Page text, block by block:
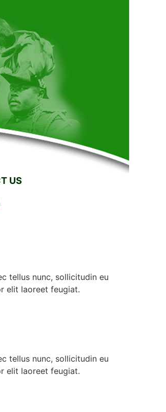
US
tellus nunc, sollicitudin eu
elit laoreet feugiat.
tellus nunc, sollicitudin eu
elit laoreet feugiat.